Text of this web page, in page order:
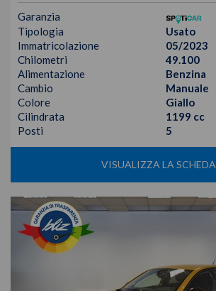
Garanzia
Tipologia
Usato
Immatricolazione
05/2023
Chilometri
49.100
Alimentazione
Benzina
Cambio
Manuale
Colore
Giallo
Cilindrata
1199 cc
Posti
5
VISUALIZZA LA SCHEDA